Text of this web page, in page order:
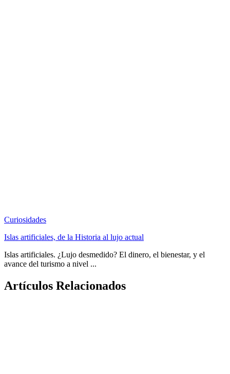
Curiosidades
Islas artificiales, de la Historia al lujo actual
Islas artificiales. ¿Lujo desmedido? El dinero, el bienestar, y el
avance del turismo a nivel ...
Artículos Relacionados